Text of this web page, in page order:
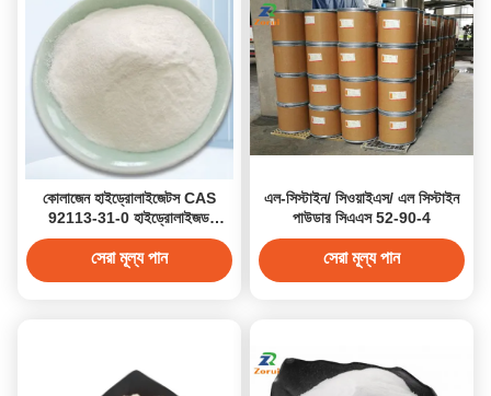
কোলাজেন হাইড্রোলাইজেটস CAS
92113-31-0 হাইড্রোলাইজড
কোলাজেন খাদ্যতালিকাগত পরিপূরক
কোলাজেন পেপটাইডের জন্য
সেরা মূল্য পান
এল-সিস্টাইন/ সিওয়াইএস/ এল সিস্টাইন
পাউডার সিএএস 52-90-4
সেরা মূল্য পান